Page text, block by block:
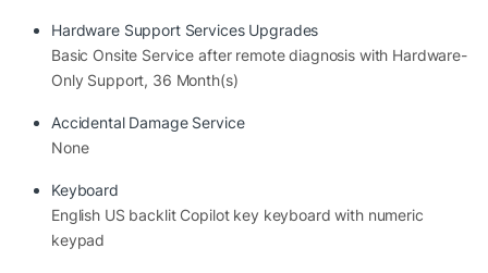
Sức Mạnh Từ Intel Core Ultra 9 285H
Hardware Support Services Upgrades
Basic Onsite Service after remote diagnosis with Hardware-
Only Support, 36 Month(s)
Accidental Damage Service
None
Keyboard
English US backlit Copilot key keyboard with numeric
keypad